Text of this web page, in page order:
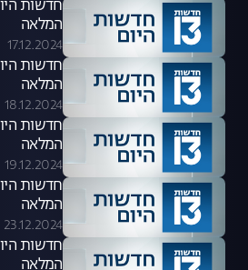
המלאה
17.12.2024
המלאה
18.12.2024
המלאה
19.12.2024
המלאה
23.12.2024
המלאה